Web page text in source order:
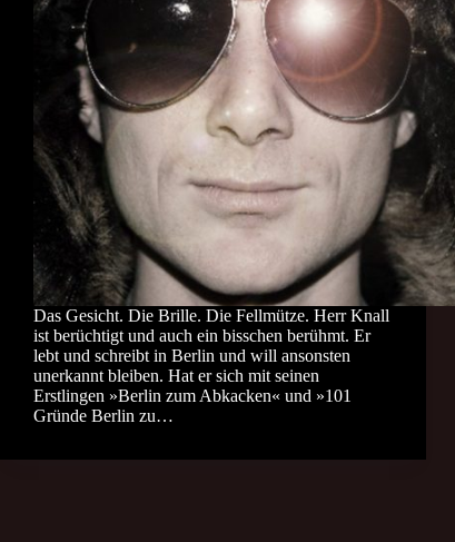
Das Gesicht. Die Brille. Die Fellmütze. Herr Knall
ist berüchtigt und auch ein bisschen berühmt. Er
lebt und schreibt in Berlin und will ansonsten
unerkannt bleiben. Hat er sich mit seinen
Erstlingen »Berlin zum Abkacken« und »101
Gründe Berlin zu…